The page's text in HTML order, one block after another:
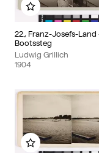
22., Franz-Josefs-Land
Bootssteg
Ludwig Grillich
1904
Zu meinem
Zu meinem